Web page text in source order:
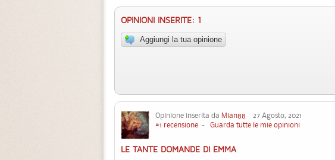
OPINIONI INSERITE: 1
Aggiungi la tua opinione
Opinione inserita da Mian88 27 Agosto, 2021
#1 recensione - Guarda tutte le mie opinioni
LE TANTE DOMANDE DI EMMA